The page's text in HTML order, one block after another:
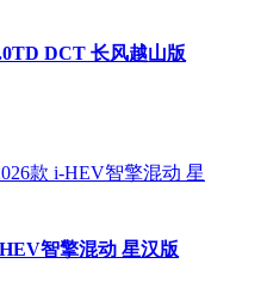
DCT 长风越山版
智擎混动 星汉版